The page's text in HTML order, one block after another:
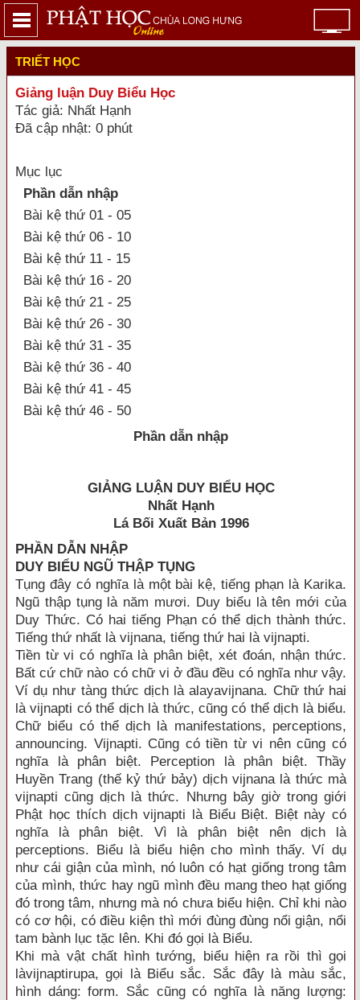
TRIẾT HỌC
Giảng luận Duy Biểu Học
Tác giả: Nhất Hạnh
Đã cập nhật: 0 phút
Mục lục
Phần dẫn nhập
Bài kệ thứ 01 - 05
Bài kệ thứ 06 - 10
Bài kệ thứ 11 - 15
Bài kệ thứ 16 - 20
Bài kệ thứ 21 - 25
Bài kệ thứ 26 - 30
Bài kệ thứ 31 - 35
Bài kệ thứ 36 - 40
Bài kệ thứ 41 - 45
Bài kệ thứ 46 - 50
Phần dẫn nhập
GIẢNG LUẬN DUY BIỂU HỌC
Nhất Hạnh
Lá Bối Xuất Bản 1996
PHẦN DẪN NHẬP
DUY BIỂU NGŨ THẬP TỤNG
Tụng đây có nghĩa là một bài kệ, tiếng phạn là Karika.
Ngũ thập tụng là năm mươi. Duy biểu là tên mới của
Duy Thức. Có hai tiếng Phạn có thể dịch thành thức.
Tiếng thứ nhất là vijnana, tiếng thứ hai là vijnapti.
Tiền từ vi có nghĩa là phân biệt, xét đoán, nhận thức.
Bất cứ chữ nào có chữ vi ở đầu đều có nghĩa như vậy.
Ví dụ như tàng thức dịch là alayavijnana. Chữ thứ hai
là vijnapti có thể dịch là thức, cũng có thể dịch là biểu.
Chữ biểu có thể dịch là manifestations, perceptions,
announcing. Vijnapti. Cũng có tiền từ vi nên cũng có
nghĩa là phân biệt. Perception là phân biệt. Thầy
Huyền Trang (thế kỷ thứ bảy) dịch vijnana là thức mà
vijnapti cũng dịch là thức. Nhưng bây giờ trong giới
Phật học thích dịch vijnapti là Biểu Biệt. Biệt này có
nghĩa là phân biệt. Vì là phân biệt nên dịch là
perceptions. Biểu là biểu hiện cho mình thấy. Ví dụ
như cái giận của mình, nó luôn có hạt giống trong tâm
của mình, thức hay ngũ mình đều mang theo hạt giống
đó trong tâm, nhưng mà nó chưa biểu hiện. Chỉ khi nào
có cơ hội, có điều kiện thì mới đùng đùng nổi giận, nổi
tam bành lục tặc lên. Khi đó gọi là Biểu.
Khi mà vật chất hình tướng, biểu hiện ra rồi thì gọi
làvijnaptirupa, gọi là Biểu sắc. Sắc đây là màu sắc,
hình dáng: form. Sắc cũng có nghĩa là năng lượng: